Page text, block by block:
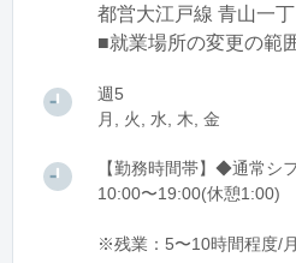
都営大江戸線 青山一
■就業場所の変更の範
週5
月, 火, 水, 木, 金
【勤務時間帯】◆通常シ
10:00〜19:00(休憩1:00)
※残業：5〜10時間程度/月